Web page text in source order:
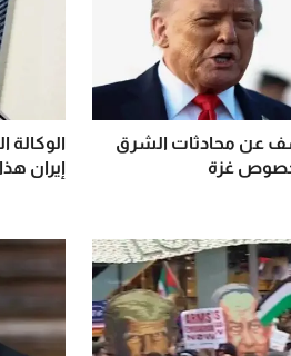
عن محادثات الشرق
غزة
إيران